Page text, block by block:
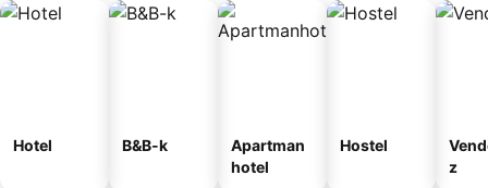
Hotel B&B-k
Apartman
hotel
Hostel
z